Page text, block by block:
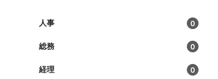
人事 0
総務 0
経理 0